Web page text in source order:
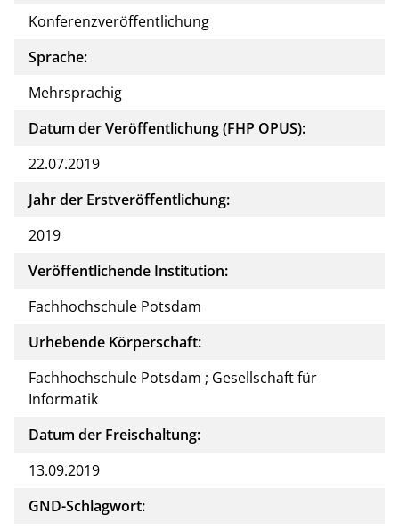
Konferenzveröffentlichung
Sprache:
Mehrsprachig
Datum der Veröffentlichung (FHP OPUS):
22.07.2019
Jahr der Erstveröffentlichung:
2019
Veröffentlichende Institution:
Fachhochschule Potsdam
Urhebende Körperschaft:
Fachhochschule Potsdam ; Gesellschaft für
Informatik
Datum der Freischaltung:
13.09.2019
GND-Schlagwort: